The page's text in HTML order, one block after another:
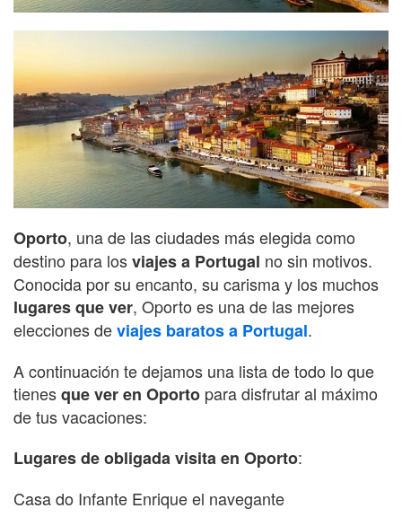
Oporto, una de las ciudades más elegida como
destino para losviajes a Portugal no sin motivos.
Conocida por su encanto, su carisma y los muchos
lugares que ver, Oporto es una de las mejores
elecciones deviajes baratos a Portugal.
A continuación te dejamos una lista de todo lo que
tienesque ver en Oporto para disfrutar al máximo
de tus vacaciones:
Lugares de obligada visita en Oporto:
Casa do Infante Enrique el navegante